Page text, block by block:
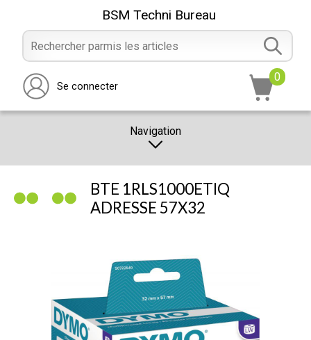
BSM Techni Bureau
Se connecter
0
Navigation
PROMOTION
RÉALISATION
BTE 1RLS1000ETIQ
ADRESSE 57X32